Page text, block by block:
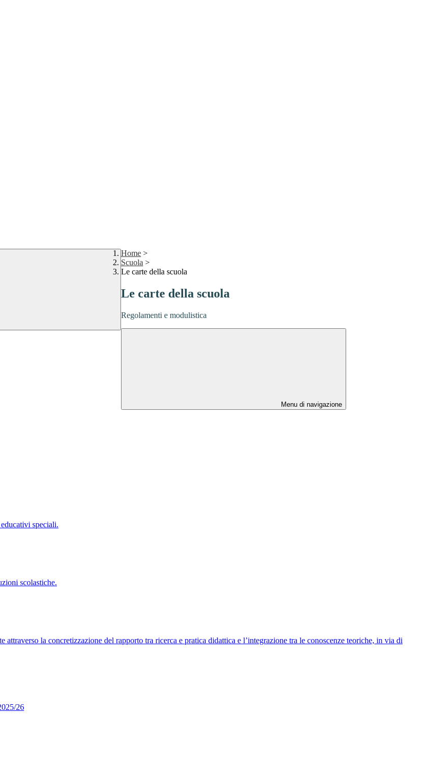
Home >
Scuola >
Le carte della scuola
Le carte della scuola
Regolamenti e modulistica
Menu di navigazione
speciali.
scolastiche.
la concretizzazione del rapporto tra ricerca e pratica didattica e l’integrazione tra le conoscenze teoriche, in via di
26